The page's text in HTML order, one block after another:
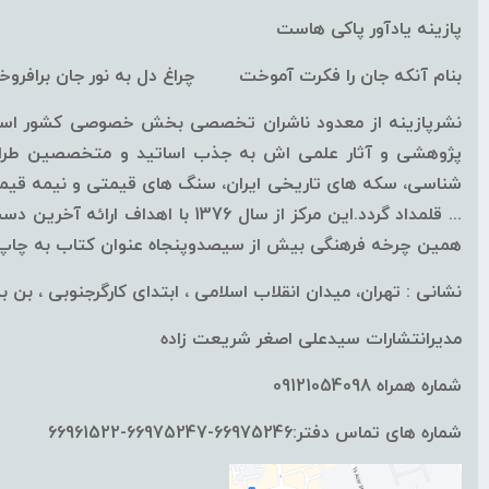
سفید - مشکی - قرمز
نارنجی - مشکی
نقره‌ای - قرمز
سفید
قرمز- مشکی-نقره‌ای
سفید - نقره‌ای
زرد - نقره‌ای
قهوه‌ای - نقره‌ای
آبی -نقره‌ای
طلایی
پازینه یادآور پاکی هاست
بنام آنکه جان را فکرت آموخت چراغ دل به نور جان
نشرپازینه از معدود ناشران تخصصی بخش خصوصی کشور
پژوهشی و آثار علمی اش به جذب اساتید و متخصصین
شناسی، سکه های تاریخی ایران، سنگ های قیمتی و نیمه
همین چرخه فرهنگی بیش از سیصدوپنجاه عنوان کتاب به چاپ
نشانی : تهران، میدان انقلاب اسلامی ، ابتدای کارگرجنوبی ، بن
مدیرانتشارات سیدعلی اصغر شریعت زاده
شماره همراه 09121054098
شماره های تماس دفتر:66975246-66975247-66961522